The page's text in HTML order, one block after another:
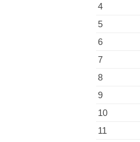
4
5
6
7
8
9
10
11